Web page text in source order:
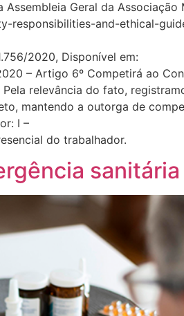
Assembleia Geral da
responsibilities-and-ethical-
2020, Disponível em:
– Artigo 6º Competirá ao
relevância do fato,
mantendo a outorga de
I –
do trabalhador.
sanitária